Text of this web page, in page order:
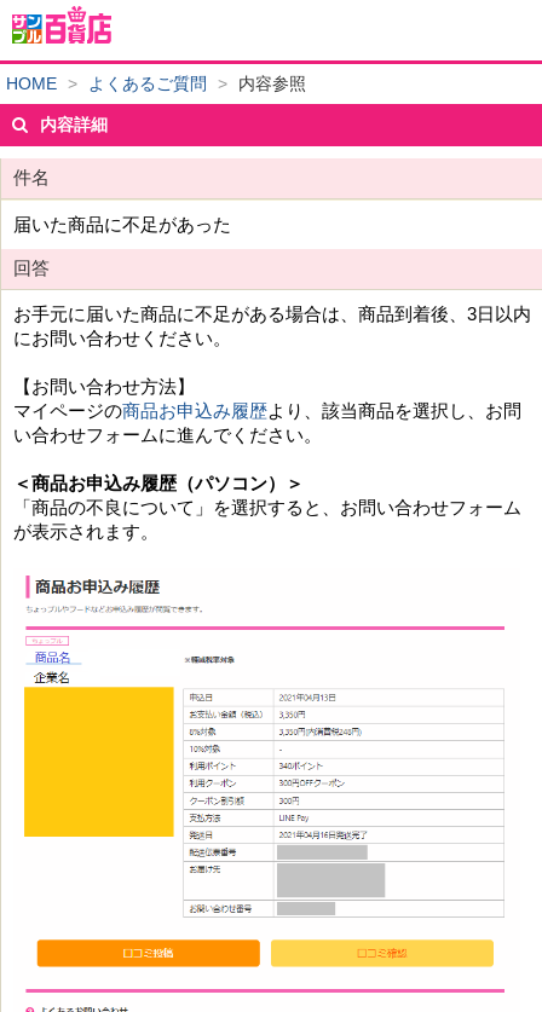
HOME > よくあるご質問 > 内容参照
内容詳細
件名
届いた商品に不足があった
回答
お手元に届いた商品に不足がある場合は、商品到着後、3日以内
にお問い合わせください。
【お問い合わせ方法】
マイページの商品お申込み履歴より、該当商品を選択し、お問
い合わせフォームに進んでください。
＜商品お申込み履歴（パソコン）＞
「商品の不良について」を選択すると、お問い合わせフォーム
が表示されます。